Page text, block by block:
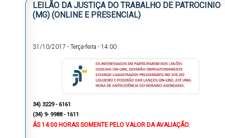
LEILÃO DA JUSTIÇA DO TRABALHO DE PATROCINIO
(MG) (ONLINE E PRESENCIAL)
31/10/2017 - Terça-feira - 14:00
34) 3229 - 6161
(34) 9- 9988 - 1611
ÁS14:00 HORASSOMENTE PELO VALOR DA AVALIAÇÃO.